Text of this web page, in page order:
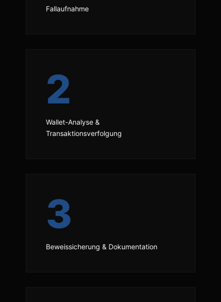
Fallaufnahme
2
Wallet-Analyse &
Transaktionsverfolgung
3
Beweissicherung & Dokumentation